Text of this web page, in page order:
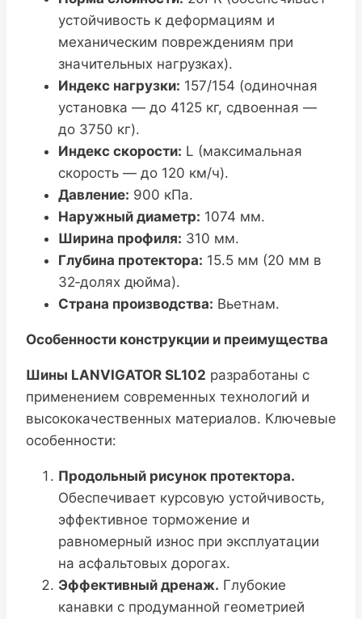
устойчивость к деформациям и
механическим повреждениям при
значительных нагрузках).
Индекс нагрузки: 157/154 (одиночная
установка — до 4125 кг, сдвоенная —
до 3750 кг).
Индекс скорости: L (максимальная
скорость — до 120 км/ч).
Давление: 900 кПа.
Наружный диаметр: 1074 мм.
Ширина профиля: 310 мм.
Глубина протектора: 15.5 мм (20 мм в
32‑долях дюйма).
Страна производства: Вьетнам.
Особенности конструкции и преимущества
Шины LANVIGATOR SL102 разработаны с
применением современных технологий и
высококачественных материалов. Ключевые
особенности:
Продольный рисунок протектора.
Обеспечивает курсовую устойчивость,
эффективное торможение и
равномерный износ при эксплуатации
на асфальтовых дорогах.
Эффективный дренаж. Глубокие
канавки с продуманной геометрией